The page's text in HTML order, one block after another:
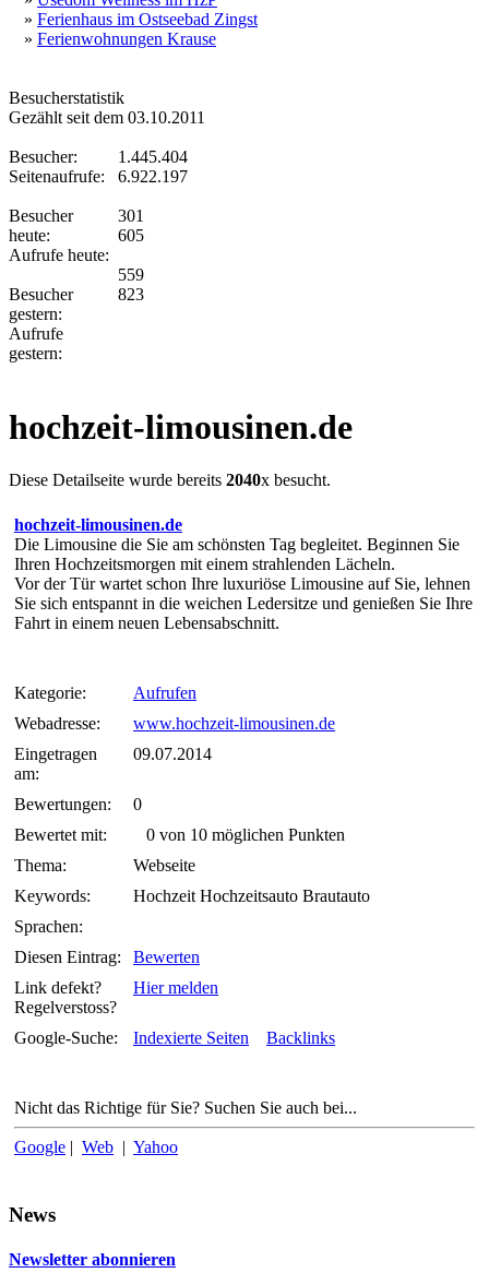
» Ferienhaus im Ostseebad Zingst
» Ferienwohnungen Krause
Besucherstatistik
Gezählt seit dem 03.10.2011
Besucher:
Seitenaufrufe:
Besucher
heute:
Aufrufe heute:
Besucher
gestern:
Aufrufe
gestern:
1.445.404
6.922.197
301
605
559
823
hochzeit-limousinen.de
Diese Detailseite wurde bereits 2040x besucht.
hochzeit-limousinen.de
Die Limousine die Sie am schönsten Tag begleitet. Beginnen Sie
Ihren Hochzeitsmorgen mit einem strahlenden Lächeln.
Vor der Tür wartet schon Ihre luxuriöse Limousine auf Sie, lehnen
Sie sich entspannt in die weichen Ledersitze und genießen Sie Ihre
Fahrt in einem neuen Lebensabschnitt.
Kategorie:
Aufrufen
Webadresse:
www.hochzeit-limousinen.de
Eingetragen
am:
09.07.2014
Bewertungen:
0
Bewertet mit:
0 von 10 möglichen Punkten
Thema:
Webseite
Keywords:
Hochzeit Hochzeitsauto Brautauto
Sprachen:
Diesen Eintrag:
Bewerten
Link defekt?
Regelverstoss?
Hier melden
Google-Suche: Indexierte Seiten Backlinks
Nicht das Richtige für Sie? Suchen Sie auch bei...
Google | Web | Yahoo
News
Newsletter abonnieren